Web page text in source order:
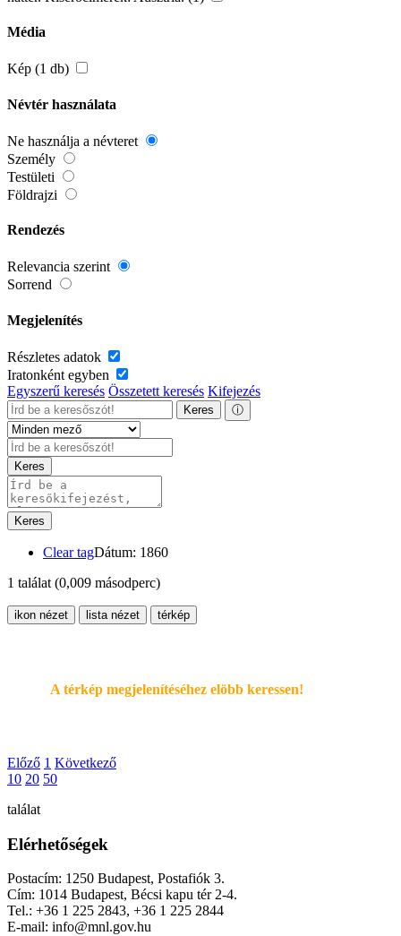
Média
Kép (1 db)
Névtér használata
Ne használja a névteret
Személy
Testületi
Földrajzi
Rendezés
Relevancia szerint
Sorrend
Megjelenítés
Részletes adatok
Iratonként egyben
Egyszerű keresés Összetett keresés Kifejezés
Keres ⓘ
Keres
Keres
Clear tagDátum: 1860
1 találat (0,009 másodperc)
ikon nézet lista nézet térkép
A térkép megjelenítéséhez elöbb keressen!
Előző 1 Következő
10 20 50
találat
Elérhetőségek
Postacím: 1250 Budapest, Postafiók 3.
Cím: 1014 Budapest, Bécsi kapu tér 2-4.
Tel.: +36 1 225 2843, +36 1 225 2844
E-mail: info@mnl.gov.hu